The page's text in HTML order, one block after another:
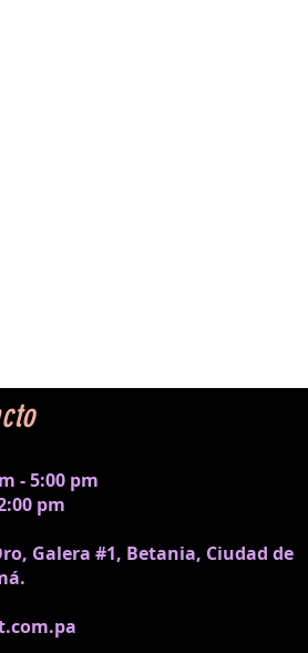
- 5:00 pm
pm
Galera #1, Betania, Ciudad de